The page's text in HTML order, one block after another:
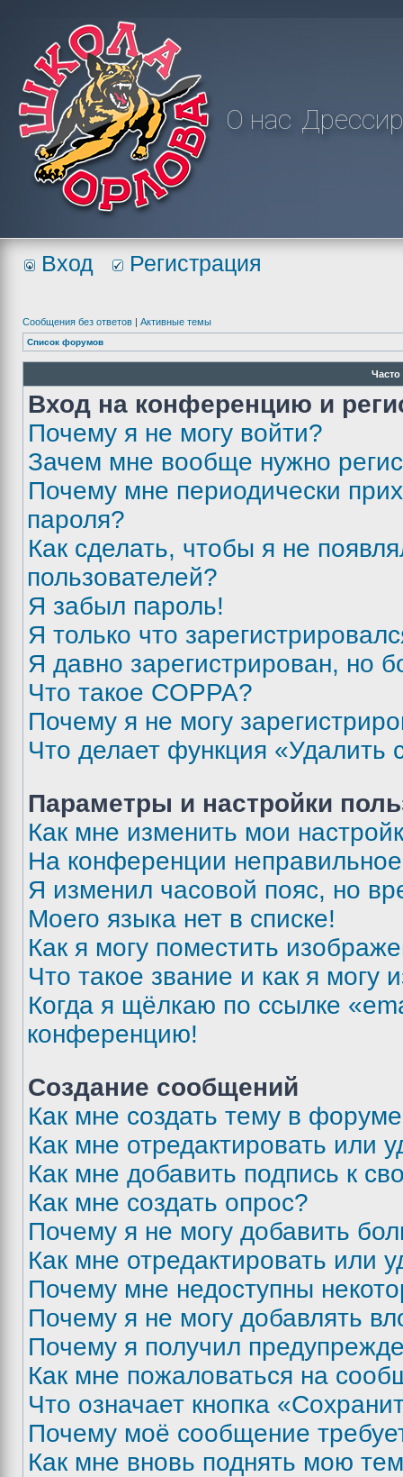
О нас
Вход Регистрация
Сообщения без ответов | Активные темы
Список форумов
Вход на конференцию и
Почему я не могу войти?
Зачем мне вообще нужно
Почему мне периодически
пароля?
Как сделать, чтобы я не
пользователей?
Я забыл пароль!
Я только что
Я давно зарегистрирован, но
Что такое COPPA?
Почему я не могу
Что делает функция «Удалить
Параметры и настройки
Как мне изменить мои
На конференции
Я изменил часовой пояс, но
Моего языка нет в списке!
Как я могу поместить
Что такое звание и как я могу
Когда я щёлкаю по ссылке
конференцию!
Создание сообщений
Как мне создать тему в
Как мне отредактировать или
Как мне добавить подпись к
Как мне создать опрос?
Почему я не могу добавить
Как мне отредактировать или
Почему мне недоступны
Почему я не могу добавлять
Почему я получил
Как мне пожаловаться на
Что означает кнопка
Почему моё сообщение
Как мне вновь поднять мою